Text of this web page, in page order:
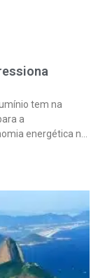
tem na
a
energética na
limpo, no entanto,
chinês